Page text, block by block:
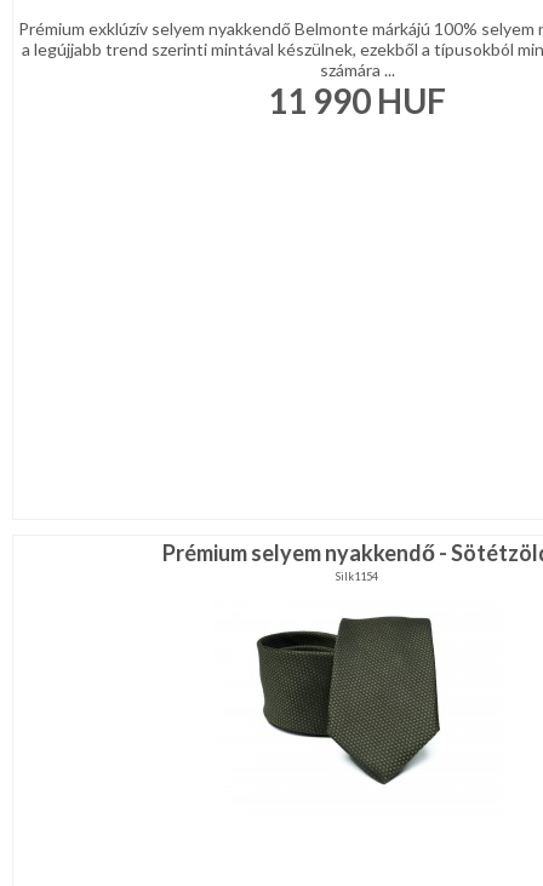
Prémium exklúzív selyem nyakkendő Belmonte márkájú 100% selyem
a legújjabb trend szerinti mintával készülnek, ezekből a típusokból
számára ...
11 990 HUF
Prémium selyem nyakkendő -
Silk1154